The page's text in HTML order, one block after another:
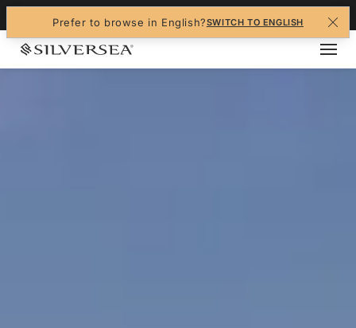
Prefer to browse in English?SWITCH TO ENGLISH